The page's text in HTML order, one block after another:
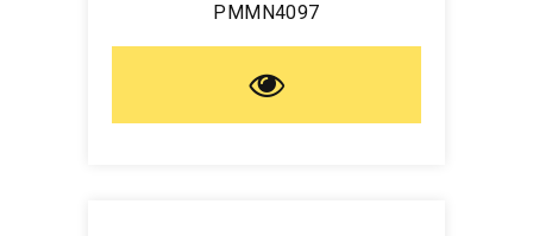
PMMN4097